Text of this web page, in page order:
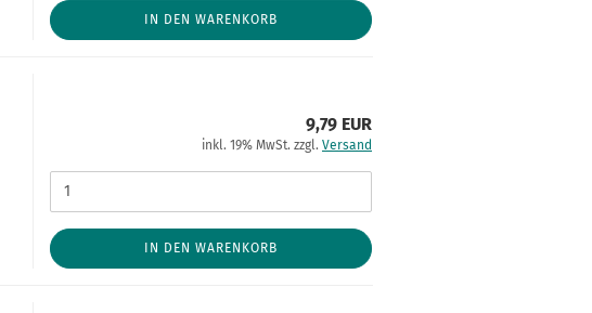
IN DEN WARENKORB
9,79 EUR
inkl. 19% MwSt. zzgl. Versand
IN DEN WARENKORB